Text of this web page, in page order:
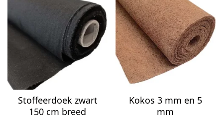
Stoffeerdoek zwart
150 cm breed
Kokos 3 mm en 5
mm